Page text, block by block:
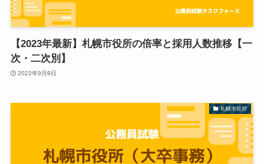
【2023年最新】札幌市役所の倍率と採用人数推移【一
次・二次別】
2022年9月9日
札幌市役所